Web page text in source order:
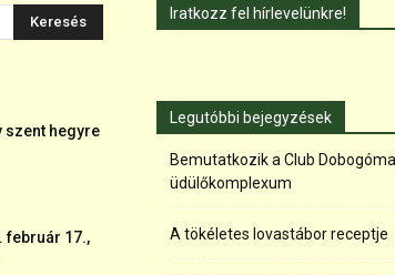
szent hegyre
február 17.,
Iratkozz fel hírlevelünkre!
Legutóbbi bejegyzések
Bemutatkozik a Club
üdülőkomplexum
A tökéletes lovastábor receptje